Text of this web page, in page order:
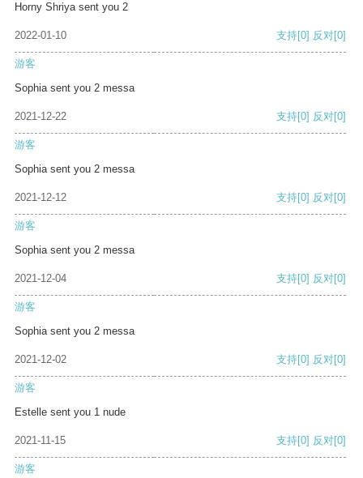
Horny Shriya sent you 2
2022-01-10 支持[0] 反对[0]
游客
Sophia sent you 2 messa
2021-12-22 支持[0] 反对[0]
游客
Sophia sent you 2 messa
2021-12-12 支持[0] 反对[0]
游客
Sophia sent you 2 messa
2021-12-04 支持[0] 反对[0]
游客
Sophia sent you 2 messa
2021-12-02 支持[0] 反对[0]
游客
Estelle sent you 1 nude
2021-11-15 支持[0] 反对[0]
游客